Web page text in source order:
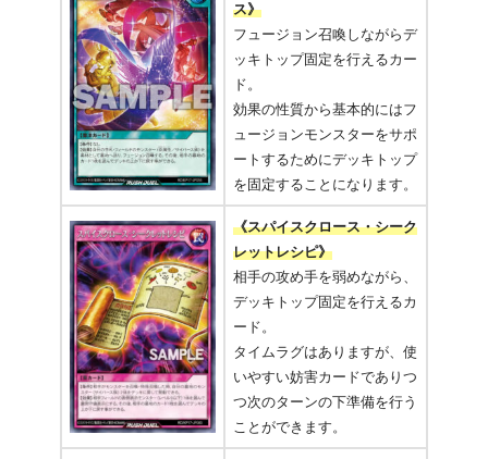
ス》
フュージョン召喚しながらデ
ッキトップ固定を行えるカー
ド。
効果の性質から基本的にはフ
ュージョンモンスターをサポ
ートするためにデッキトップ
を固定することになります。
《スパイスクロース・シーク
レットレシピ》
相手の攻め手を弱めながら、
デッキトップ固定を行えるカ
ード。
タイムラグはありますが、使
いやすい妨害カードでありつ
つ次のターンの下準備を行う
ことができます。